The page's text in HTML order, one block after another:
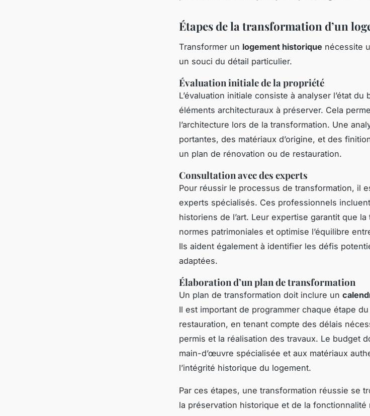
Étapes de la transformation d’un
Transformer un logement historique nécessite
un souci du détail particulier.
Évaluation initiale de la propriété
L’évaluation initiale consiste à analyser l’état
éléments architecturaux à préserver. Cela
l’architecture lors de la transformation. Une
portantes, des matériaux d’origine, et des
un plan de rénovation ou de restauration.
Consultation avec des experts
Pour réussir le processus de transformation, il
experts spécialisés. Ces professionnels
historiens de l’art. Leur expertise garantit que
normes patrimoniales et optimise l’équilibre
Ils aident également à identifier les défis
adaptées.
Élaboration d’un plan de transformation
Un plan de transformation doit inclure un
Il est important de programmer chaque étape
restauration, en tenant compte des délais
permis et la réalisation des travaux. Le budget
main-d’œuvre spécialisée et aux matériaux
l’intégrité historique du logement.
Par ces étapes, une transformation réussie se
la préservation historique et de la fonctionnalité